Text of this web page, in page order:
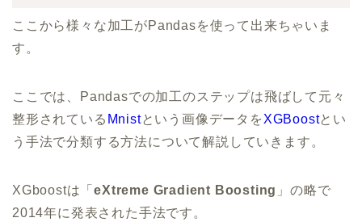
ここから様々な加工がPandasを使って出来ちゃいま
す。
ここでは、Pandasでの加工のステップは飛ばして元々
整形されている Mnistという画像データを XGBoostとい
う手法で分類する方法について解説していきます。
XGboostは「eXtreme Gradient Boosting 」の略で
2014年に発表された手法です。